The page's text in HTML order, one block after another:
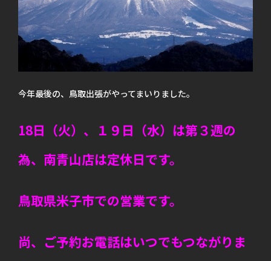
今年最後の、鳥取出張がやってまいりました。
18日（火）、１９日（水）は第３週の
為、南青山店は定休日です。
鳥取県米子市での営業です。
尚、ご予約お電話はいつでもつながりま